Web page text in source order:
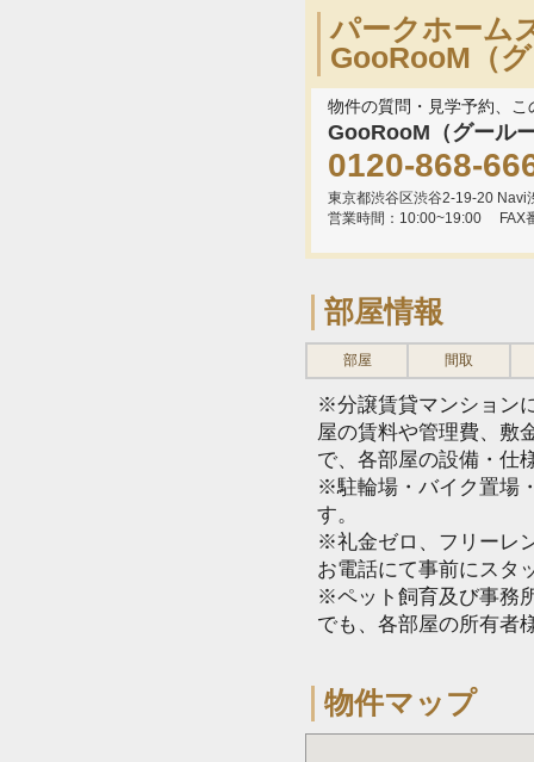
パークホーム
GooRooM（
物件の質問・見学予約、
GooRooM（グール
0120-868-
東京都渋谷区渋谷2-19-20 Navi
営業時間：10:00~19:00
FAX
部屋情報
部屋 間取
※分譲賃貸マンション
屋の賃料や管理費、敷
で、各部屋の設備・仕
※駐輪場・バイク置場
す。
※礼金ゼロ、フリーレ
お電話にて事前にスタ
※ペット飼育及び事務
でも、各部屋の所有者
物件マップ